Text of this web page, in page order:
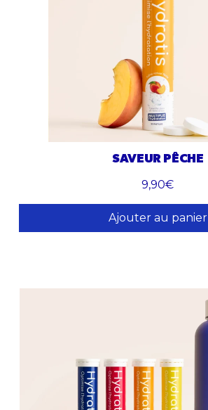
SAVEUR PÊCHE
9,90€
Ajouter au panier